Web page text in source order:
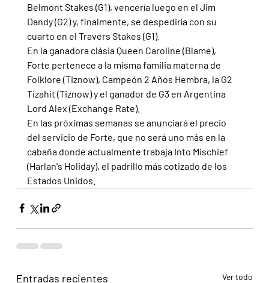
Belmont Stakes (G1), vencería luego en el Jim
Dandy (G2) y, finalmente, se despediría con su
cuarto en el Travers Stakes (G1).
En la ganadora clásia Queen Caroline (Blame),
Forte pertenece a la misma familia materna de
Folklore (Tiznow), Campeón 2 Años Hembra, la G2
Tizahit (Tiznow) y el ganador de G3 en Argentina
Lord Alex (Exchange Rate).
En las próximas semanas se anunciará el precio
del servicio de Forte, que no será uno más en la
cabaña donde actualmente trabaja Into Mischief
(Harlan's Holiday), el padrillo más cotizado de los
Estados Unidos.
Entradas recientes Ver todo